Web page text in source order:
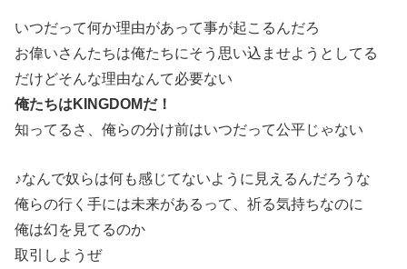
いつだって何か理由があって事が起こるんだろ
お偉いさんたちは俺たちにそう思い込ませようとしてる
だけどそんな理由なんて必要ない
俺たちはKINGDOMだ！
知ってるさ、俺らの分け前はいつだって公平じゃない
♪なんで奴らは何も感じてないように見えるんだろうな
俺らの行く手には未来があるって、祈る気持ちなのに
俺は幻を見てるのか
取引しようぜ